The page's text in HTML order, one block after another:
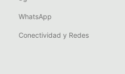
WhatsApp
Conectividad y Redes